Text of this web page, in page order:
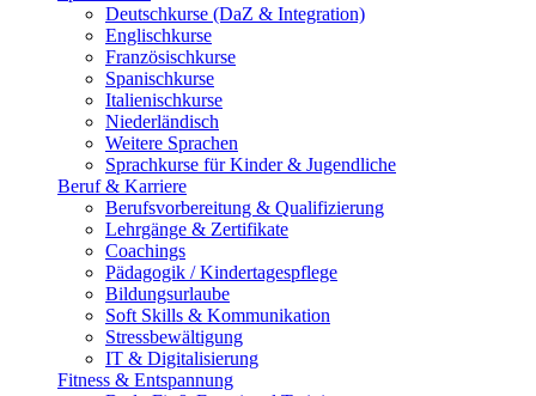
Deutschkurse (DaZ & Integration)
Englischkurse
Französischkurse
Spanischkurse
Italienischkurse
Niederländisch
Weitere Sprachen
Sprachkurse für Kinder & Jugendliche
Beruf & Karriere
Berufsvorbereitung & Qualifizierung
Lehrgänge & Zertifikate
Coachings
Pädagogik / Kindertagespflege
Bildungsurlaube
Soft Skills & Kommunikation
Stressbewältigung
IT & Digitalisierung
Fitness & Entspannung